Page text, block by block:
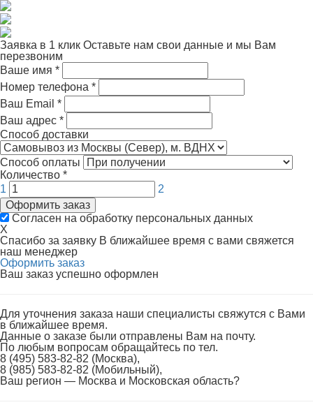
Заявка в 1 клик Оставьте нам свои данные и мы Вам
перезвоним
Ваше имя *
Номер телефона *
Ваш Email *
Ваш адрес *
Способ доставки
Способ оплаты
Количество *
1
2
Оформить заказ
Согласен на обработку персональных данных
X
Спасибо за заявку В ближайшее время с вами свяжется
наш менеджер
Оформить заказ
Ваш заказ успешно оформлен
Для уточнения заказа наши специалисты свяжутся с Вами
в ближайшее время.
Данные о заказе были отправлены Вам на почту.
По любым вопросам обращайтесь по тел.
8 (495) 583-82-82 (Москва),
8 (985) 583-82-82 (Мобильный),
Ваш регион — Москва и Московская область?